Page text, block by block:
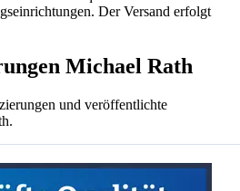
Der Versand erfolgt
Michael Rath
und veröffentlichte